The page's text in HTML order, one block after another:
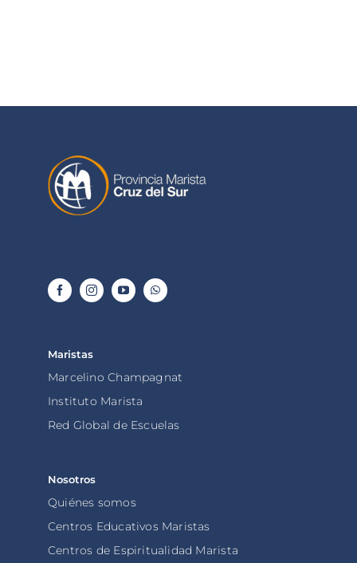
Maristas
Marcelino Champagnat
Instituto Marista
Red Global de Escuelas
Nosotros
Quiénes somos
Centros Educativos Maristas
Centros de Espiritualidad Marista